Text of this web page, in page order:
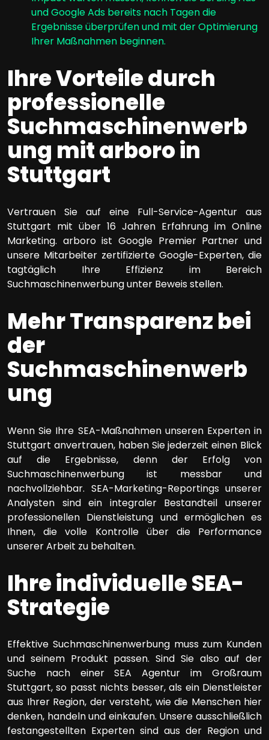
und Google Ads bereits nach Tagen die
Ergebnisse überprüfen und mit der Optimierung
Ihrer Maßnahmen beginnen.
Ihre Vorteile durch
professionelle
Suchmaschinenwerb
ung mit arboro in
Stuttgart
Vertrauen Sie auf eine Full-Service-Agentur aus
Stuttgart mit über 16 Jahren Erfahrung im Online
Marketing. arboro ist Google Premier Partner und
unsere Mitarbeiter zertifizierte Google-Experten, die
tagtäglich Ihre Effizienz im Bereich
Suchmaschinenwerbung unter Beweis stellen.
Mehr Transparenz bei
der
Suchmaschinenwerb
ung
Wenn Sie Ihre SEA-Maßnahmen unseren Experten in
Stuttgart anvertrauen, haben Sie jederzeit einen Blick
auf die Ergebnisse, denn der Erfolg von
Suchmaschinenwerbung ist messbar und
nachvollziehbar. SEA-Marketing-Reportings unserer
Analysten sind ein integraler Bestandteil unserer
professionellen Dienstleistung und ermöglichen es
Ihnen, die volle Kontrolle über die Performance
unserer Arbeit zu behalten.
Ihre individuelle SEA-
Strategie
Effektive Suchmaschinenwerbung muss zum Kunden
und seinem Produkt passen. Sind Sie also auf der
Suche nach einer SEA Agentur im Großraum
Stuttgart, so passt nichts besser, als ein Dienstleister
aus Ihrer Region, der versteht, wie die Menschen hier
denken, handeln und einkaufen. Unsere ausschließlich
festangestellten Experten sind aus der Region und